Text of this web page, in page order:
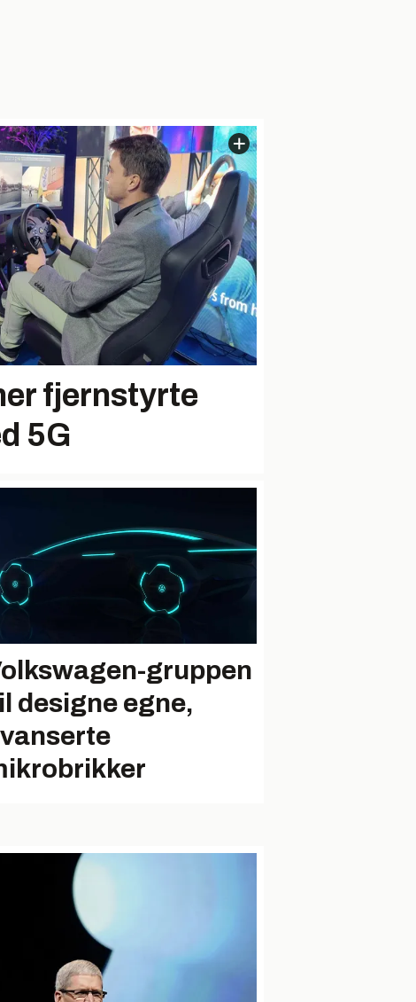
fjernstyrte
5G
gruppen
designe egne,